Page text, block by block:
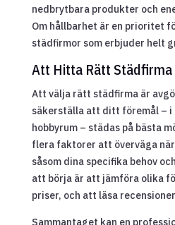
nedbrytbara produkter och
Om hållbarhet är en prioritet
städfirmor som erbjuder helt
Att Hitta Rätt Städfirma
Att välja rätt städfirma är
säkerställa att ditt föremål –
hobbyrum – städas på bästa
flera faktorer att överväga
såsom dina specifika behov
att börja är att jämföra olika
priser, och att läsa
Sammantaget kan en